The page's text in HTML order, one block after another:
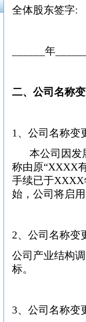
全体股东签字:
______年
二、公司名称
1、公司名称变
本公司因发
称由原“XXXX
手续已于
始，公司将启
2、公司名称变
公司产业结构
标。
3、公司名称变